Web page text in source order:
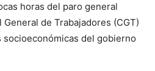
horas del paro general
de Trabajadores (CGT)
del gobierno